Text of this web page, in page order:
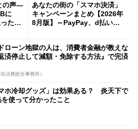
の声―
に
た」
あなたの街の「スマホ決済」
キャンペーンまとめ【2026年
8月版】～PayPay、d払い、a
ローン地獄の人は、消費者金融が教えな
済停止して減額・免除する方法』で完済
法務総合事務所）
マホ冷却グッズ」は効果ある？ 炎天下で
使って分かったこと